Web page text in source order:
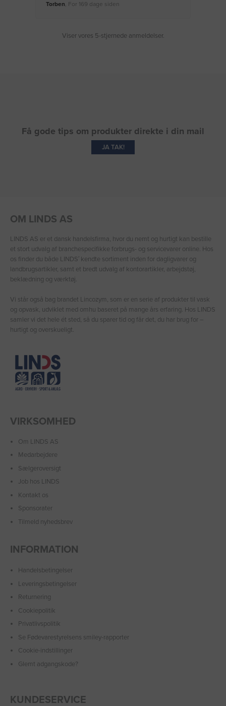
Torben, For 169 dage siden
Viser vores 5-stjernede anmeldelser.
Få gode tips om produkter direkte i din mail
JA TAK!
OM LINDS AS
LINDS AS er et dansk handelsfirma, hvor du nemt og hurtigt kan bestille
et stort udvalg af branchespecifikke forbrugs- og servicevarer online. Hos
os finder du både LINDS′ kendte sortiment inden for dagligvarer og
landbrugsartikler, samt et bredt udvalg af kontorartikler, arbejdstøj,
beklædning og værktøj.
Vi står også bag brandet Lincozym, som er en serie af produkter til vask
og opvask, udviklet med omhu baseret på mange års erfaring. Hos LINDS
samler vi det hele ét sted, så du sparer tid og får det, du har brug for –
hurtigt og overskueligt.
VIRKSOMHED
Om LINDS AS
Medarbejdere
Sælgeroversigt
Job hos LINDS
Kontakt os
Sponsorater
Tilmeld nyhedsbrev
INFORMATION
Handelsbetingelser
Leveringsbetingelser
Returnering
Cookiepolitik
Privatlivspolitik
Se Fødevarestyrelsens smiley-rapporter
Cookie-indstillinger
Glemt adgangskode?
KUNDESERVICE